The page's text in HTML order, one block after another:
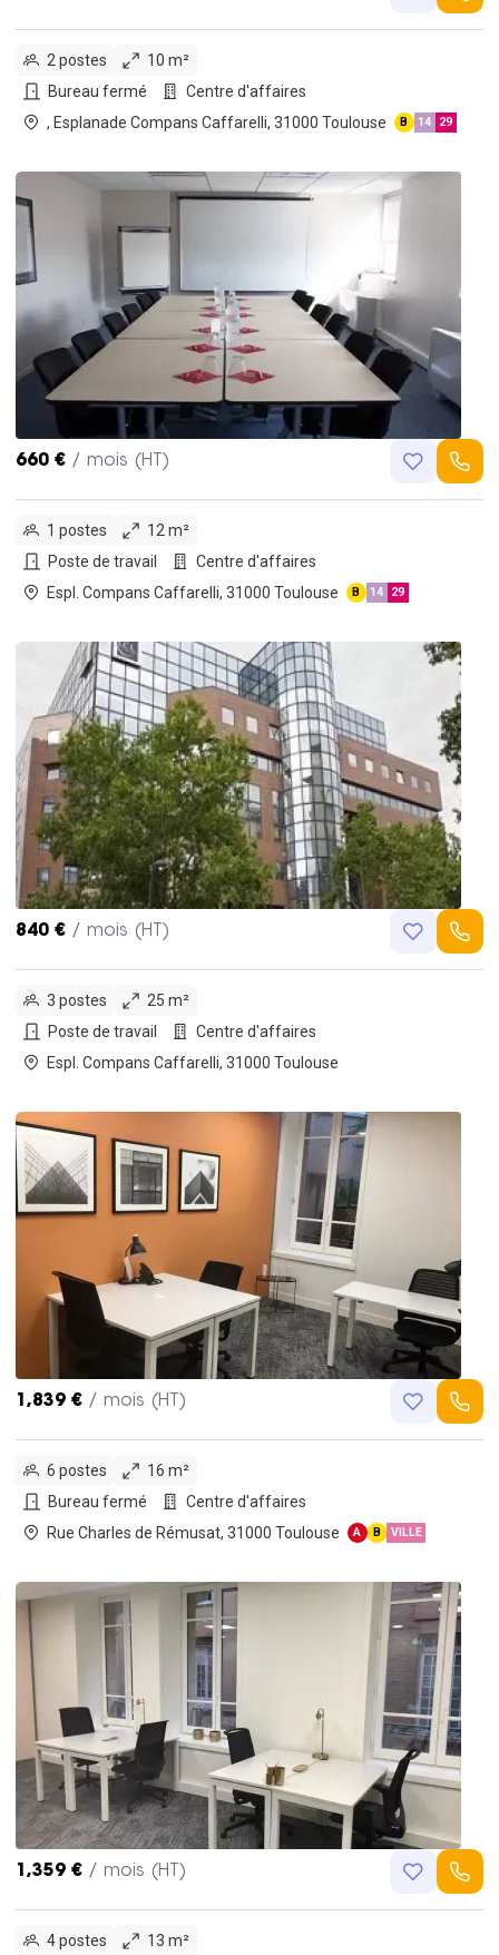
2 postes
10 m²
Bureau fermé
Centre d'affaires
, Esplanade Compans Caffarelli, 31000 Toulouse
B 14 29
660 € / mois (HT)
1 postes
12 m²
Poste de travail
Centre d'affaires
Espl. Compans Caffarelli, 31000 Toulouse
B 14 29
840 € / mois (HT)
3 postes
25 m²
Poste de travail
Centre d'affaires
Espl. Compans Caffarelli, 31000 Toulouse
1,839 € / mois (HT)
6 postes
16 m²
Bureau fermé
Centre d'affaires
Rue Charles de Rémusat, 31000 Toulouse
A B VILLE
1,359 € / mois (HT)
4 postes
13 m²